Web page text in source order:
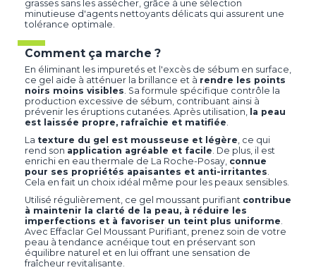
grasses sans les assécher, grâce à une sélection
minutieuse d'agents nettoyants délicats qui assurent une
tolérance optimale.
Comment ça marche ?
En éliminant les impuretés et l'excès de sébum en surface,
ce gel aide à atténuer la brillance et à rendre les points
noirs moins visibles. Sa formule spécifique contrôle la
production excessive de sébum, contribuant ainsi à
prévenir les éruptions cutanées. Après utilisation, la peau
est laissée propre, rafraîchie et matifiée.
La texture du gel est mousseuse et légère, ce qui
rend son application agréable et facile. De plus, il est
enrichi en eau thermale de La Roche-Posay, connue
pour ses propriétés apaisantes et anti-irritantes.
Cela en fait un choix idéal même pour les peaux sensibles.
Utilisé régulièrement, ce gel moussant purifiant contribue
à maintenir la clarté de la peau, à réduire les
imperfections et à favoriser un teint plus uniforme.
Avec Effaclar Gel Moussant Purifiant, prenez soin de votre
peau à tendance acnéique tout en préservant son
équilibre naturel et en lui offrant une sensation de
fraîcheur revitalisante.